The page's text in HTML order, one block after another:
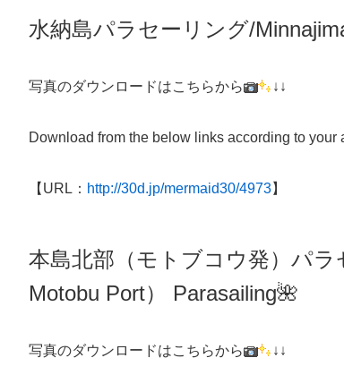
水納島パラセーリング/
写真のダウンロードはこちらから ↓↓
Download from the below links according to your
【URL： http://30d.jp/mermaid30/4973】
本島北部（モトブコウ発）パラ
Motobu Port）
Parasailing🌺
写真のダウンロードはこちらから ↓↓